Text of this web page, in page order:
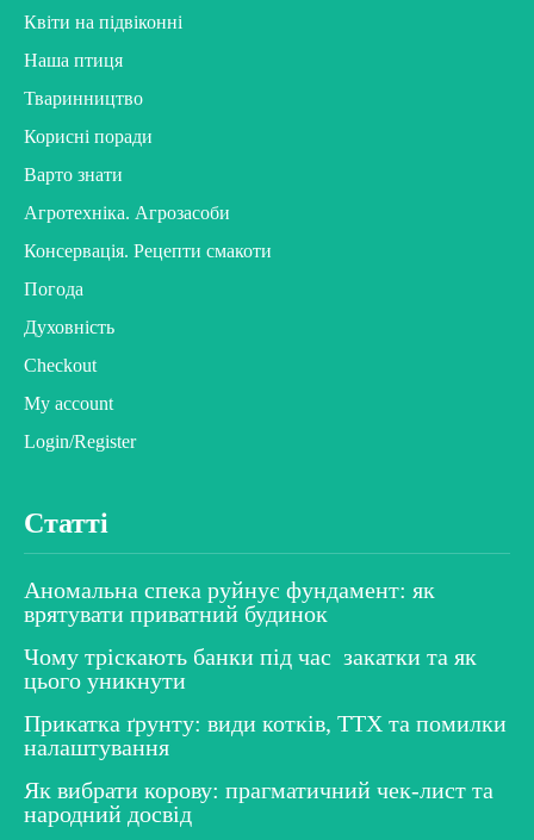
Квіти на підвіконні
Наша птиця
Тваринництво
Корисні поради
Варто знати
Агротехніка. Агрозасоби
Консервація. Рецепти смакоти
Погода
Духовність
Checkout
My account
Login/Register
Статті
Аномальна спека руйнує фундамент: як
врятувати приватний будинок
Чому тріскають банки під час закатки та як
цього уникнути
Прикатка ґрунту: види котків, ТТХ та помилки
налаштування
Як вибрати корову: прагматичний чек-лист та
народний досвід